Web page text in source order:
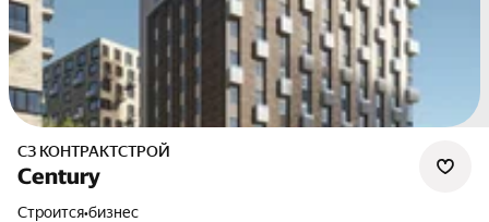
СЗ КОНТРАКТСТРОЙ
Сentury
Строится•бизнес